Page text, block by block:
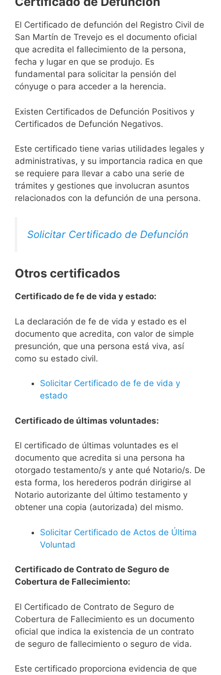
El Certificado de defunción del Registro Civil de
San Martín de Trevejo es el documento oficial
que acredita el fallecimiento de la persona,
fecha y lugar en que se produjo. Es
fundamental para solicitar la pensión del
cónyuge o para acceder a la herencia.
Existen Certificados de Defunción Positivos y
Certificados de Defunción Negativos.
Este certificado tiene varias utilidades legales y
administrativas, y su importancia radica en que
se requiere para llevar a cabo una serie de
trámites y gestiones que involucran asuntos
relacionados con la defunción de una persona.
Solicitar Certificado de Defunción
Otros certificados
Certificado de fe de vida y estado:
La declaración de fe de vida y estado es el
documento que acredita, con valor de simple
presunción, que una persona está viva, así
como su estado civil.
Solicitar Certificado de fe de vida y
estado
Certificado de últimas voluntades:
El certificado de últimas voluntades es el
documento que acredita si una persona ha
otorgado testamento/s y ante qué Notario/s. De
esta forma, los herederos podrán dirigirse al
Notario autorizante del último testamento y
obtener una copia (autorizada) del mismo.
Solicitar Certificado de Actos de Última
Voluntad
Certificado de Contrato de Seguro de
Cobertura de Fallecimiento:
El Certificado de Contrato de Seguro de
Cobertura de Fallecimiento es un documento
oficial que indica la existencia de un contrato
de seguro de fallecimiento o seguro de vida.
Este certificado proporciona evidencia de que